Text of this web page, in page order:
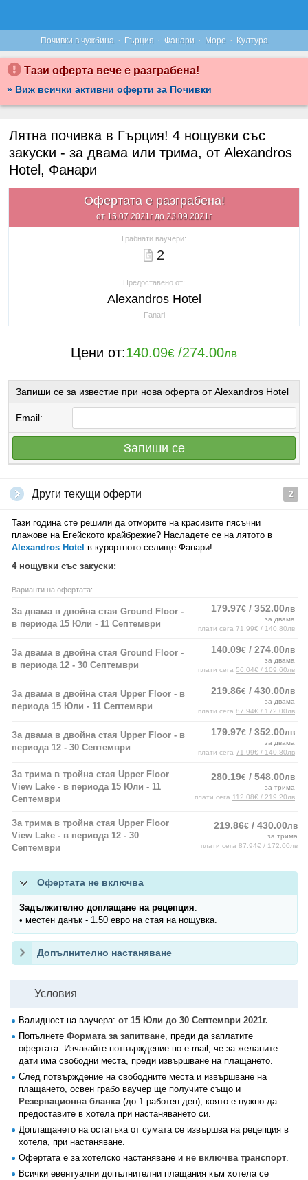
Почивки в чужбина · Гърция · Фанари · Море · Култура
Тази оферта вече е разграбена!
» Виж всички активни оферти за Почивки
Лятна почивка в Гърция! 4 нощувки със
закуски - за двама или трима, от Alexandros
Hotel, Фанари
Офертата е разграбена!
от 15.07.2021г до 23.09.2021г
Грабнати ваучери:
2
Предоставено от:
Alexandros Hotel
Fanari
Цени от:140.09€ /274.00лв
Запиши се за известие при нова оферта от Alexandros Hotel
Email:
Запиши се
Други текущи оферти 2
Тази година сте решили да отморите на красивите пясъчни
плажове на Егейското крайбрежие? Насладете се на лятото в
Alexandros Hotel в курортното селище Фанари!
4 нощувки със закуски:
Варианти на офертата:
За двама в двойна стая Ground Floor -
в периода 15 Юли - 11 Септември
179.97€ / 352.00лв
за двама
плати сега 71.99€ / 140.80лв
За двама в двойна стая Ground Floor -
в периода 12 - 30 Септември
140.09€ / 274.00лв
за двама
плати сега 56.04€ / 109.60лв
За двама в двойна стая Upper Floor - в
периода 15 Юли - 11 Септември
219.86€ / 430.00лв
за двама
плати сега 87.94€ / 172.00лв
За двама в двойна стая Upper Floor - в
периода 12 - 30 Септември
179.97€ / 352.00лв
за двама
плати сега 71.99€ / 140.80лв
За трима в тройна стая Upper Floor
View Lake - в периода 15 Юли - 11
Септември
280.19€ / 548.00лв
за трима
плати сега 112.08€ / 219.20лв
За трима в тройна стая Upper Floor
View Lake - в периода 12 - 30
Септември
219.86€ / 430.00лв
за трима
плати сега 87.94€ / 172.00лв
Офертата не включва
Задължително доплащане на рецепция:
• местен данък - 1.50 евро на стая на нощувка.
Допълнително настаняване
Условия
Валидност на ваучера: от 15 Юли до 30 Септември 2021г.
Попълнете Формата за запитване, преди да заплатите
офертата. Изчакайте потвърждение по e-mail, че за желаните
дати има свободни места, преди извършване на плащането.
След потвърждение на свободните места и извършване на
плащането, освен грабо ваучер ще получите също и
Резервационна бланка(до 1 работен ден), която е нужно да
предоставите в хотела при настаняването си.
Доплащането на остатъка от сумата се извършва на рецепция в
хотела, при настаняване.
Офертата е за хотелско настаняване и не включва транспорт.
Всички евентуални допълнителни плащания към хотела се